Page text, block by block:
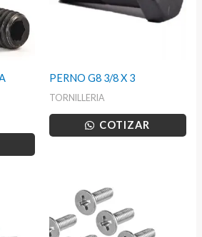
PERNO G8 3/8 X 3
TORNILLERIA
COTIZAR